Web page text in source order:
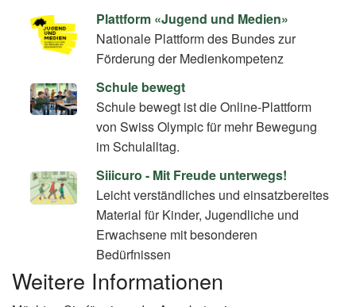
Plattform «Jugend und Medien»
Nationale Plattform des Bundes zur
Förderung der Medienkompetenz
Schule bewegt
Schule bewegt ist die Online-Plattform
von Swiss Olympic für mehr Bewegung
im Schulalltag.
Siiicuro - Mit Freude unterwegs!
Leicht verständliches und einsatzbereites
Material für Kinder, Jugendliche und
Erwachsene mit besonderen
Bedürfnissen
Weitere Informationen